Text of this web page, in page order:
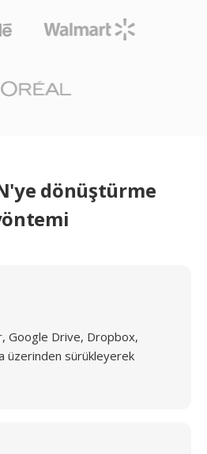
dönüştürme
Google Drive, Dropbox,
üzerinden sürükleyerek